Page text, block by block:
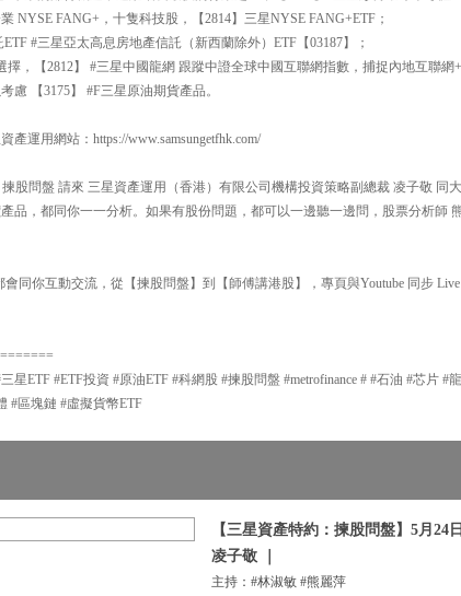
NYSE FANG+，十隻科技股，【2814】三星NYSE FANG+ETF；
#三星亞太高息房地產信託（新西蘭除外）ETF【03187】；
擇，【2812】 #三星中國龍網 跟蹤中證全球中國互聯網指數，捕捉內地互聯網
慮 【3175】 #F三星原油期貨產品。
產運用網站：https://www.samsungetfhk.com/
揀股問盤 請來 三星資產運用（香港）有限公司機構投資策略副總裁 凌子敬 同
品，都同你一一分析。如果有股份問題，都可以一邊聽一邊問，股票分析師
同你互動交流，從【揀股問盤】到【師傅講港股】，專頁與Youtube 同步 Live
星ETF #ETF投資 #原油ETF #科網股 #揀股問盤 #metrofinance # #石油 #芯片 #
#區塊鏈 #虛擬貨幣ETF
【三星資產特約：揀股問盤】5月24
凌子敬 ｜
主持：#林淑敏 #熊麗萍